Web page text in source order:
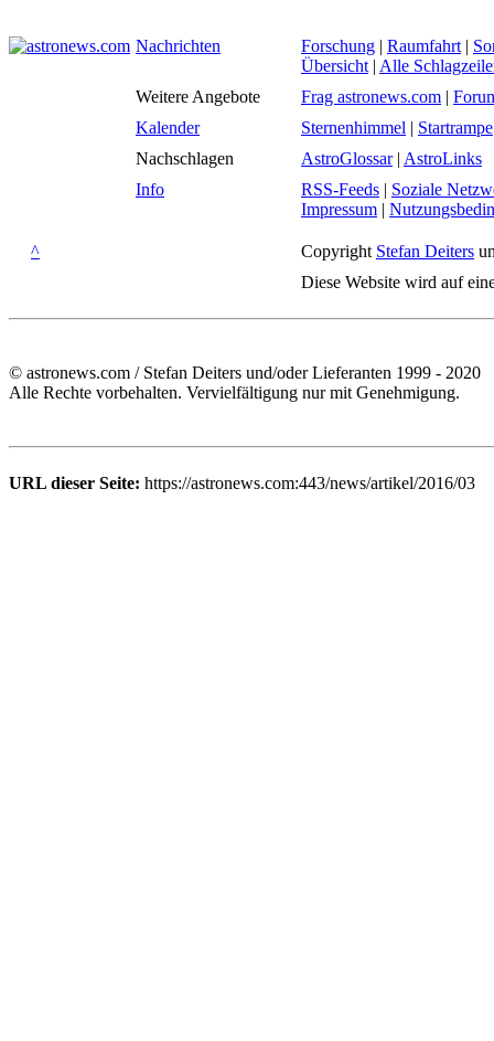
Nachrichten Forschung | Raumfahrt |
Übersicht | Alle
Weitere Angebote
Frag astronews.com |
Kalender
Sternenhimmel | Startrampe
Nachschlagen
AstroGlossar| AstroLinks
Info
RSS-Feeds | Soziale
Impressum |
^ Copyright Stefan Deiters
Diese Website wird auf
© astronews.com / Stefan Deiters und/oder Lieferanten 1999 - 2020
Alle Rechte vorbehalten. Vervielfältigung nur mit Genehmigung.
URL dieser Seite: https://astronews.com:443/news/artikel/2016/03